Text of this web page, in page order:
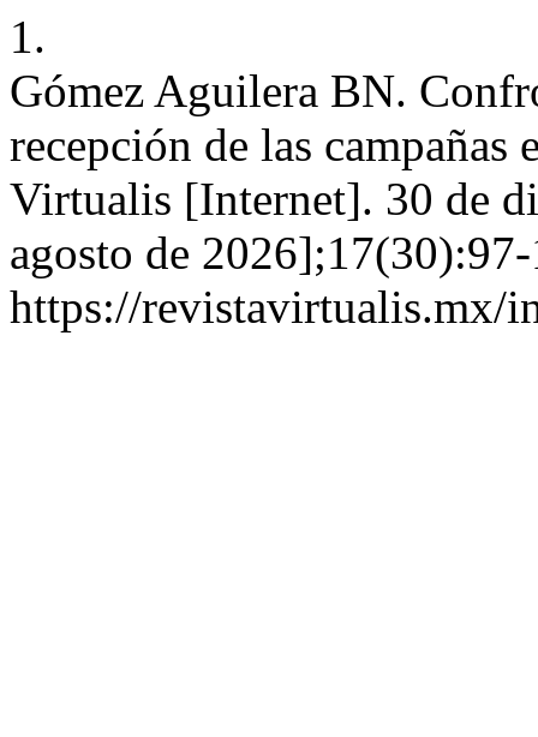
1.
Gómez Aguilera BN.
recepción de las
Virtualis [Internet]. 30 de
agosto de
https://revistavirtualis.mx/